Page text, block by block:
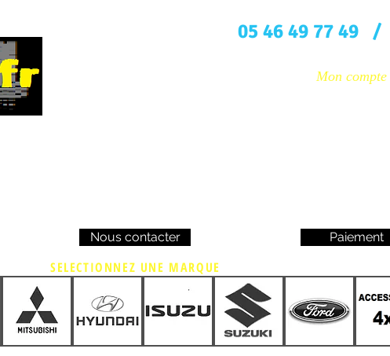
05 46 49 77 49 /
Mon compte
Nous contacter Paiement
SELECTIONNEZ UNE MARQUE